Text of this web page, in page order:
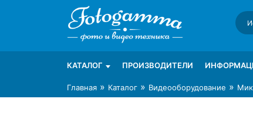
Интернет-магазин фототехники Foto-
Магазин фотоаксессуаров foto-
КАТАЛОГ ПРОИЗВОДИТЕЛИ
Главная » Каталог » Видеооборудование »